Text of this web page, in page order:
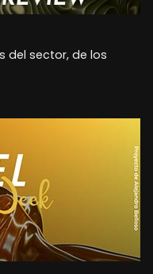
del sector, de los